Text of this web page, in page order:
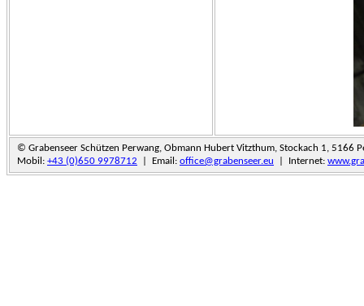
© Grabenseer Schützen Perwang, Obmann Hubert Vitzthum, Stockach 1, 5166
Mobil: +43 (0)650 9978712 | Email: office@grabenseer.eu | Internet: